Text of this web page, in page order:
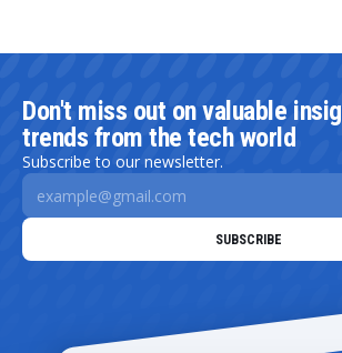
Don't miss out on valuable
trends from the tech world
Subscribe to our newsletter.